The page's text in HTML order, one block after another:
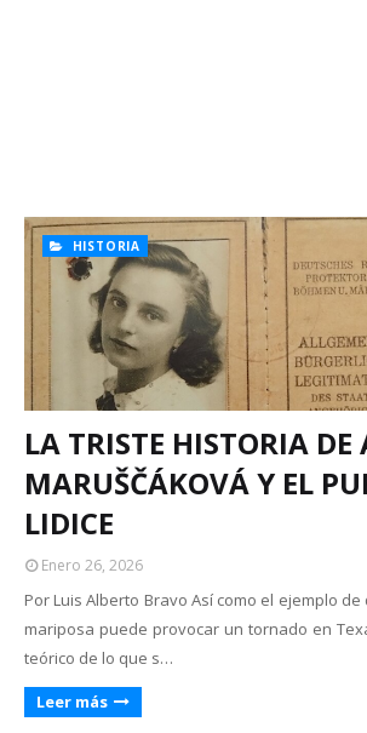
HISTORIA
LA TRISTE HISTORIA
MARUŠČÁKOVÁ Y EL
LIDICE
Enero 26, 2026
Por Luis Alberto Bravo Así como el ejemplo
mariposa puede provocar un tornado en
teórico de lo que s…
Leer más